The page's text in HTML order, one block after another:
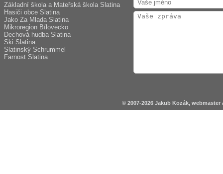
Základní škola a Mateřská škola Slatina
Hasiči obce Slatina
Jako Za Mlada Slatina
Mikroregion Bílovecko
Dechová hudba Slatina
Ski Slatina
Slatinský Schrummel
Farnost Slatina
© 2007-2026 Jakub Kozák,